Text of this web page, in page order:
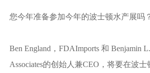
您今年准备参加今年的波士顿水产展吗
Ben England，FDAImports 和 Benjamin
Associates的创始人兼CEO，将要在波